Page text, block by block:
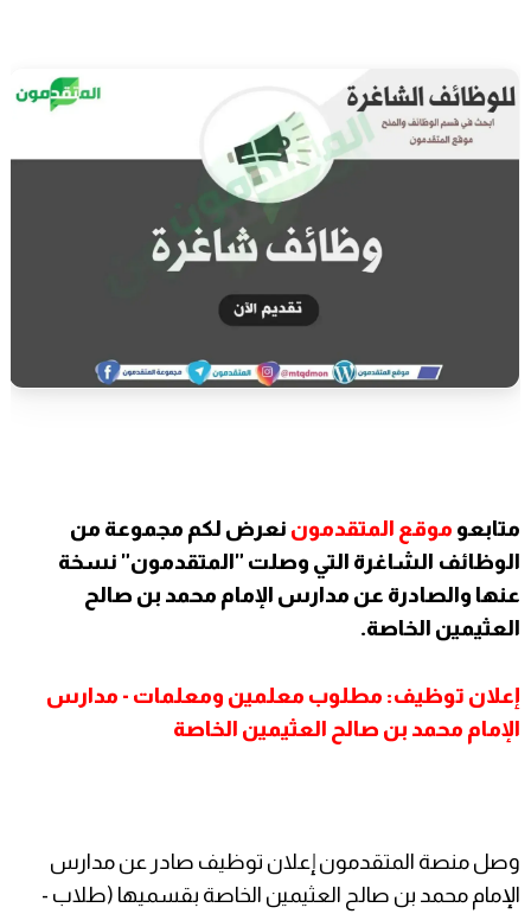
متابعو موقع المتقدمون نعرض لكم مجموعة من
الوظائف الشاغرة التي وصلت "المتقدمون" نسخة
عنها والصادرة عن مدارس الإمام محمد بن صالح
العثيمين الخاصة.
إعلان توظيف: مطلوب معلمين ومعلمات - مدارس
الإمام محمد بن صالح العثيمين الخاصة
وصل منصة المتقدمون إعلان توظيف صادر عن مدارس
الإمام محمد بن صالح العثيمين الخاصة بقسميها (طلاب -